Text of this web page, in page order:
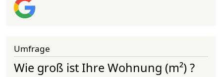
Umfrage
Wie groß ist Ihre Wohnung (m²) ?